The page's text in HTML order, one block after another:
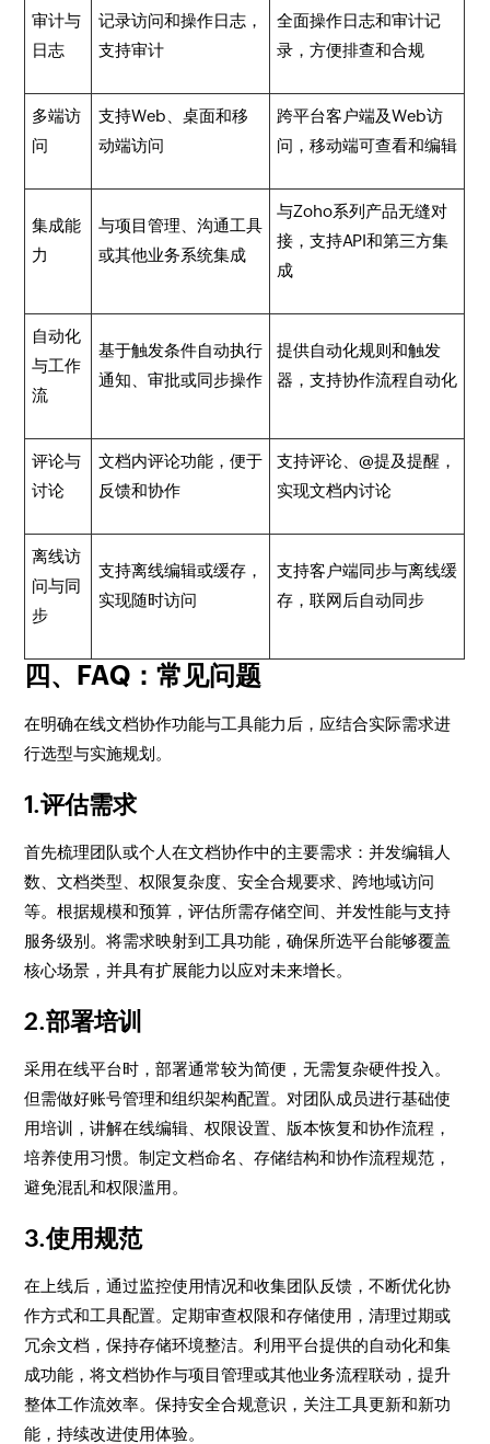
审计与
日志
记录访问和操作日志，
支持审计
全面操作日志和审计记
录，方便排查和合规
多端访
问
支持Web、桌面和移
动端访问
跨平台客户端及Web访
问，移动端可查看和编辑
集成能
力
与项目管理、沟通工具
或其他业务系统集成
与Zoho系列产品无缝对
接，支持API和第三方集
成
自动化
与工作
流
基于触发条件自动执行
通知、审批或同步操作
提供自动化规则和触发
器，支持协作流程自动化
评论与
讨论
文档内评论功能，便于
反馈和协作
支持评论、@提及提醒，
实现文档内讨论
离线访
问与同
步
支持离线编辑或缓存，
实现随时访问
支持客户端同步与离线缓
存，联网后自动同步
四、FAQ：常见问题
在明确在线文档协作功能与工具能力后，应结合实际需求进
行选型与实施规划。
1.评估需求
首先梳理团队或个人在文档协作中的主要需求：并发编辑人
数、文档类型、权限复杂度、安全合规要求、跨地域访问
等。根据规模和预算，评估所需存储空间、并发性能与支持
服务级别。将需求映射到工具功能，确保所选平台能够覆盖
核心场景，并具有扩展能力以应对未来增长。
2.部署培训
采用在线平台时，部署通常较为简便，无需复杂硬件投入。
但需做好账号管理和组织架构配置。对团队成员进行基础使
用培训，讲解在线编辑、权限设置、版本恢复和协作流程，
培养使用习惯。制定文档命名、存储结构和协作流程规范，
避免混乱和权限滥用。
3.使用规范
在上线后，通过监控使用情况和收集团队反馈，不断优化协
作方式和工具配置。定期审查权限和存储使用，清理过期或
冗余文档，保持存储环境整洁。利用平台提供的自动化和集
成功能，将文档协作与项目管理或其他业务流程联动，提升
整体工作流效率。保持安全合规意识，关注工具更新和新功
能，持续改进使用体验。